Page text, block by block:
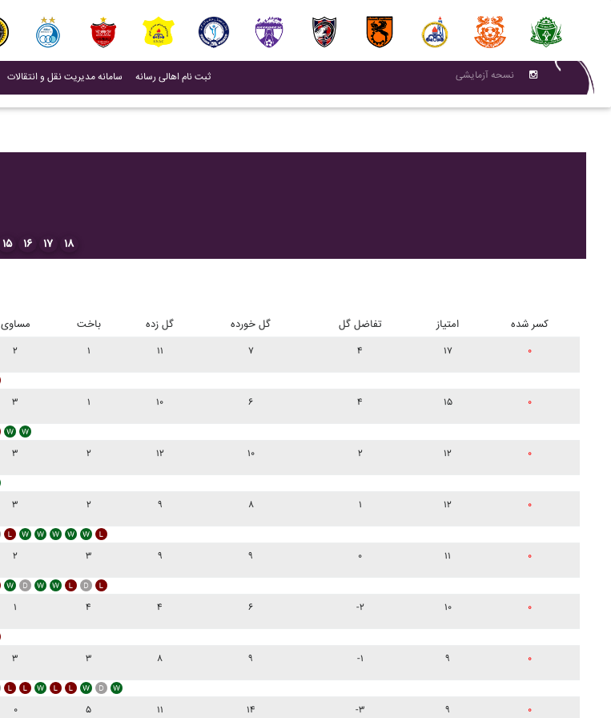
سامانه مدیریت نقل و انتقالات (current)
ثبت نام اهالی رسانه(current) نسحه آزمایشی
۱۵ ۱۶ ۱۷ ۱۸
مساوی باخت گل زده گل خورده تفاضل گل امتیاز کسر شده
۲ ۱ ۱۱ ۷ ۴ ۱۷ ۰
۳ ۱ ۱۰ ۶ ۴ ۱۵ ۰
۳ ۲ ۱۲ ۱۰ ۲ ۱۲ ۰
۳ ۲ ۹ ۸ ۱ ۱۲ ۰
۲ ۳ ۹ ۹ ۰ ۱۱ ۰
۱ ۴ ۴ ۶ -۲ ۱۰ ۰
۳ ۳ ۸ ۹ -۱ ۹ ۰
۰ ۵ ۱۱ ۱۴ -۳ ۹ ۰